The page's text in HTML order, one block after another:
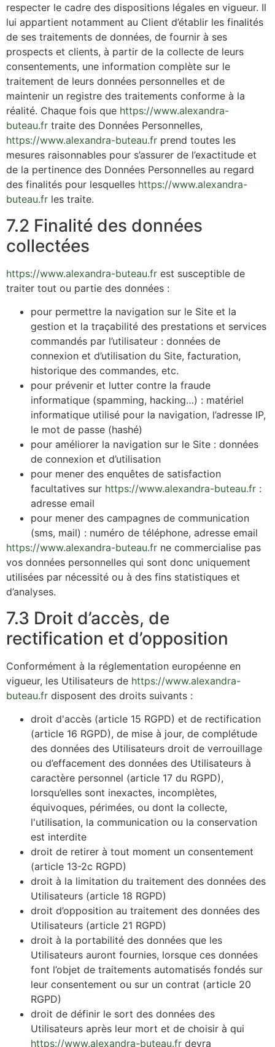
respecter le cadre des dispositions légales en vigueur. Il
lui appartient notamment au Client d’établir les finalités
de ses traitements de données, de fournir à ses
prospects et clients, à partir de la collecte de leurs
consentements, une information complète sur le
traitement de leurs données personnelles et de
maintenir un registre des traitements conforme à la
réalité. Chaque fois que https://www.alexandra-
buteau.fr traite des Données Personnelles,
https://www.alexandra-buteau.fr prend toutes les
mesures raisonnables pour s’assurer de l’exactitude et
de la pertinence des Données Personnelles au regard
des finalités pour lesquelles https://www.alexandra-
buteau.fr les traite.
7.2 Finalité des données
collectées
https://www.alexandra-buteau.fr est susceptible de
traiter tout ou partie des données :
pour permettre la navigation sur le Site et la
gestion et la traçabilité des prestations et services
commandés par l’utilisateur : données de
connexion et d’utilisation du Site, facturation,
historique des commandes, etc.
pour prévenir et lutter contre la fraude
informatique (spamming, hacking…) : matériel
informatique utilisé pour la navigation, l’adresse IP,
le mot de passe (hashé)
pour améliorer la navigation sur le Site : données
de connexion et d’utilisation
pour mener des enquêtes de satisfaction
facultatives sur https://www.alexandra-buteau.fr :
adresse email
pour mener des campagnes de communication
(sms, mail) : numéro de téléphone, adresse email
https://www.alexandra-buteau.fr ne commercialise pas
vos données personnelles qui sont donc uniquement
utilisées par nécessité ou à des fins statistiques et
d’analyses.
7.3 Droit d’accès, de
rectification et d’opposition
Conformément à la réglementation européenne en
vigueur, les Utilisateurs de https://www.alexandra-
buteau.fr disposent des droits suivants :
droit d'accès (article 15 RGPD) et de rectification
(article 16 RGPD), de mise à jour, de complétude
des données des Utilisateurs droit de verrouillage
ou d’effacement des données des Utilisateurs à
caractère personnel (article 17 du RGPD),
lorsqu’elles sont inexactes, incomplètes,
équivoques, périmées, ou dont la collecte,
l'utilisation, la communication ou la conservation
est interdite
droit de retirer à tout moment un consentement
(article 13-2c RGPD)
droit à la limitation du traitement des données des
Utilisateurs (article 18 RGPD)
droit d’opposition au traitement des données des
Utilisateurs (article 21 RGPD)
droit à la portabilité des données que les
Utilisateurs auront fournies, lorsque ces données
font l’objet de traitements automatisés fondés sur
leur consentement ou sur un contrat (article 20
RGPD)
droit de définir le sort des données des
Utilisateurs après leur mort et de choisir à qui
https://www.alexandra-buteau.fr devra